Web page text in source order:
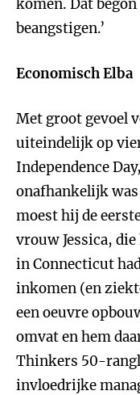
komen. Dat
beangstigen.’
Economisch Elba
Met groot gevoel
uiteindelijk op
Independence
onafhankelijk
moest hij de
vrouw Jessica,
in Connecticut
inkomen (en
een oeuvre
omvat en hem
Thinkers 50-
invloedrijke